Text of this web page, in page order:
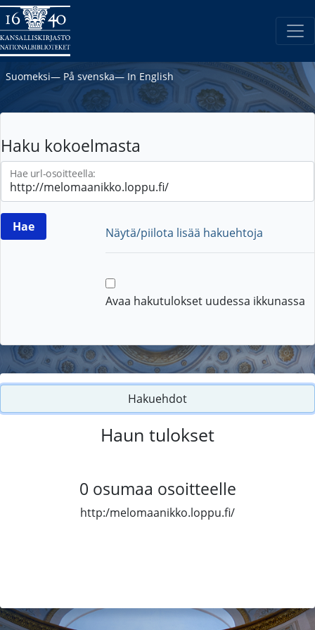
Suomeksi― På svenska― In English
Haku kokoelmasta
Hae url-osoitteella:
Näytä/piilota lisää hakuehtoja
Avaa hakutulokset uudessa ikkunassa
Hakuehdot
Haun tulokset
0 osumaa osoitteelle
http:/melomaanikko.loppu.fi/